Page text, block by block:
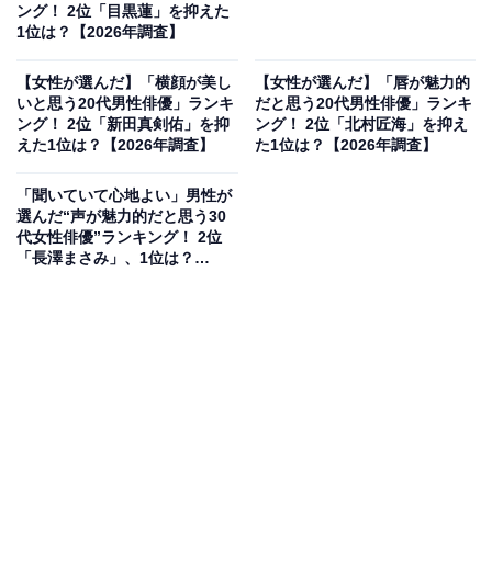
コミカルなキャラクターと豊かな表現力で、作品の中心
ング！ 2位「目黒蓮」を抑えた
1位は？【2026年調査】
【女性が選んだ】「横顔が美し
いと思う20代男性俳優」ランキ
ング！ 2位「新田真剣佑」を抑
えた1位は？【2026年調査】
【女性が選んだ】「唇が魅力的
だと思う20代男性俳優」ランキ
ング！ 2位「北村匠海」を抑え
た1位は？【2026年調査】
「聞いていて心地よい」男性が
選んだ“声が魅力的だと思う30
代女性俳優”ランキング！ 2位
「長澤まさみ」、1位は？